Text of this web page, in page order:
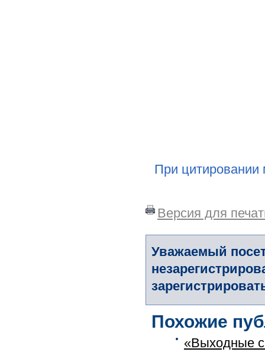
При цитировании
Версия для
Уважаемый
Похожие
«Выходные